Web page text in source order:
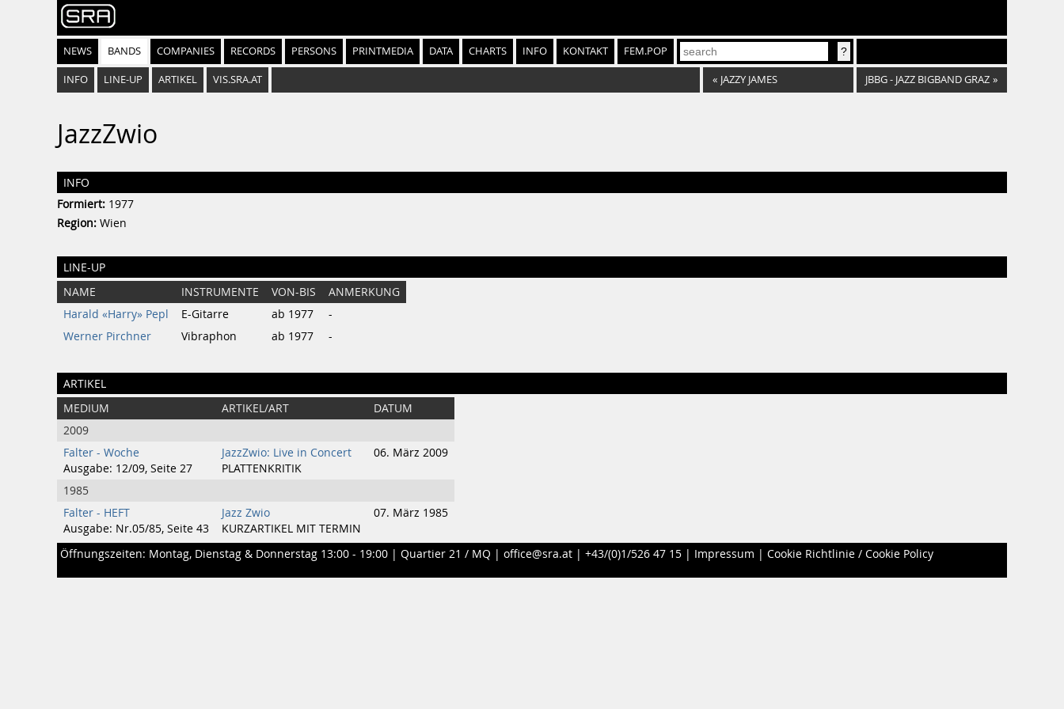
NEWS BANDS COMPANIES RECORDS PERSONS PRINTMEDIA DATA CHARTS INFO KONTAKT FEM.POP
INFO LINE-UP ARTIKEL VIS.SRA.AT « JAZZY JAMES JBBG - JAZZ BIGBAND GRAZ »
JazzZwio
INFO
Formiert: 1977
Region: Wien
LINE-UP
NAME INSTRUMENTE VON-BIS
ANMERKUNG
Harald «Harry» Pepl
E-Gitarre ab 1977
-
Werner Pirchner
Vibraphon ab 1977 -
ARTIKEL
MEDIUM ARTIKEL/ART
DATUM
2009
Falter - Woche
Ausgabe: 12/09, Seite 27
JazzZwio: Live in Concert
PLATTENKRITIK
06. März 2009
1985
Falter - HEFT
Ausgabe: Nr.05/85, Seite 43
Jazz Zwio
KURZARTIKEL MIT TERMIN
07. März 1985
Öffnungszeiten: Montag, Dienstag & Donnerstag 13:00 - 19:00 | Quartier 21 / MQ | office@sra.at | +43/(0)1/526 47 15 | Impressum | Cookie Richtlinie / Cookie Policy